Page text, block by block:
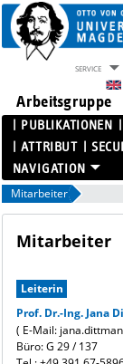
Arbeitsgruppe
SERVICE
PUBLIKATIONEN
ATTRIBUT
PROJEKTE
PUBLIKATIONEN
MITARBEITER
SECURITY-BY-
Mitarbeiter
Mitarbeiter
Leiterin
Prof. Dr.-Ing. Jana
( E-Mail:
Büro: G 29 / 137